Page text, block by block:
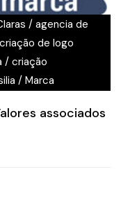
/ agencia de
criação de logo
/ criação
/ Marca
associados